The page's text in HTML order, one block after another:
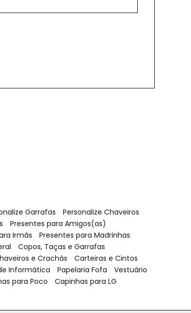
Garrafas
Personalize Chaveiros
Presentes para Amigos(as)
Irmãs
Presentes para Madrinhas
Copos, Taças e Garrafas
e Crachás
Carteiras e Cintos
Informática Papelaria Fofa
Vestuário
para Poco Capinhas para LG